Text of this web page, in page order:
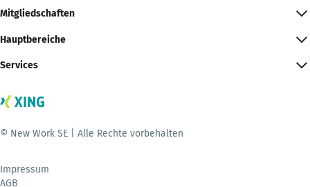
Mitgliedschaften
Hauptbereiche
Services
© New Work SE | Alle Rechte vorbehalten
Impressum
AGB